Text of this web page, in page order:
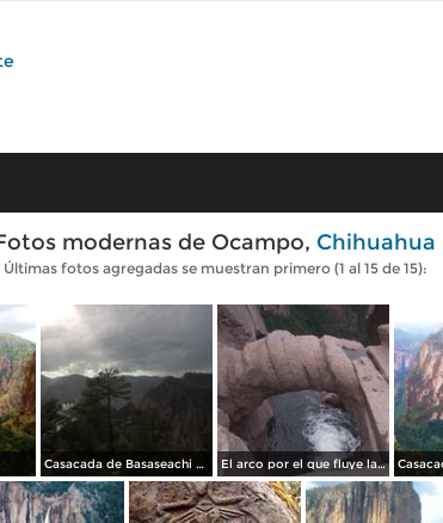
modernas de Ocampo, Chihuahua
Últimas fotos agregadas se muestran primero (1 al 15 de 15):
Casacada de Basaseachi vista de frente El arco por el que fluye la Cascada de Basaseachi